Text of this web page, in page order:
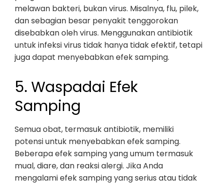
melawan bakteri, bukan virus. Misalnya, flu, pilek,
dan sebagian besar penyakit tenggorokan
disebabkan oleh virus. Menggunakan antibiotik
untuk infeksi virus tidak hanya tidak efektif, tetapi
juga dapat menyebabkan efek samping.
5. Waspadai Efek
Samping
Semua obat, termasuk antibiotik, memiliki
potensi untuk menyebabkan efek samping.
Beberapa efek samping yang umum termasuk
mual, diare, dan reaksi alergi. Jika Anda
mengalami efek samping yang serius atau tidak